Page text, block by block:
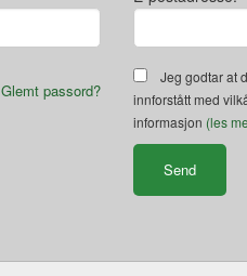
Glemt passord?
Jeg godtar at
innforstått med
informasjon (les